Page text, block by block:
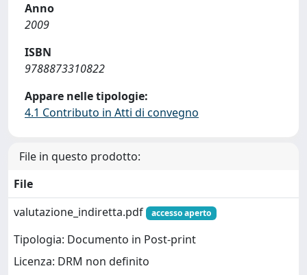
Anno
2009
ISBN
9788873310822
Appare nelle tipologie:
4.1 Contributo in Atti di convegno
File in questo prodotto:
File
valutazione_indiretta.pdf
accesso aperto
Tipologia: Documento in Post-print
Licenza: DRM non definito